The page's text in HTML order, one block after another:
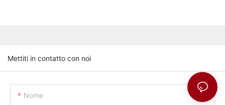
Mettiti in contatto con noi
Nome